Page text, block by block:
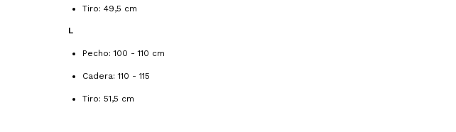
Tiro: 49,5 cm
L
Pecho: 100 - 110 cm
Cadera: 110 - 115
Tiro: 51,5 cm